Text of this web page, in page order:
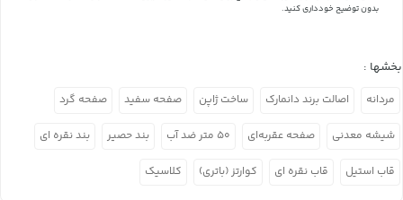
بدون توضیح خودداری کنید.
بخشها :
مردانه اصالت برند دانمارک ساخت ژاپن صفحه سفید صفحه گرد
شیشه معدنی صفحه عقربه‌ای ۵۰ متر ضد آب بند حصیر بند نقره ای
قاب استیل قاب نقره ای کوارتز (باتری) کلاسیک